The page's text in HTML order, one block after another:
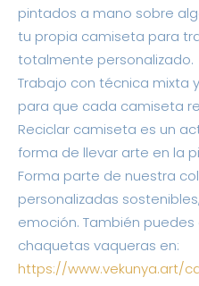
pintados a mano sobre
tu propia camiseta para
totalmente personalizado.
Trabajo con técnica mixta
para que cada camiseta
Reciclar camiseta es un
forma de llevar arte en la
Forma parte de nuestra
personalizadas
emoción. También
chaquetas vaqueras en:
https://www.vekunya.art/